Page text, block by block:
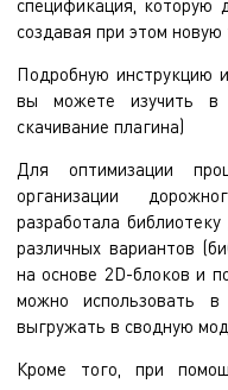
спецификация, которую
создавая при этом новую
Подробную инструкцию
вы можете изучить в
скачивание плагина)
Для оптимизации
организации
разработала
различных вариантов
на основе 2D-блоков и
можно использовать
выгружать в сводную
Кроме того, при